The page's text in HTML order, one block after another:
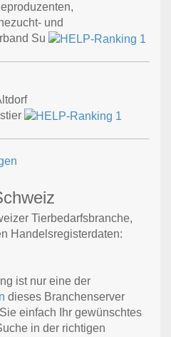
und
Su
Tierbedarfsbranche,
Handelsregisterdaten:
ist nur eine der
dieses Branchenserver
einfach Ihr gewünschtes
in der richtigen